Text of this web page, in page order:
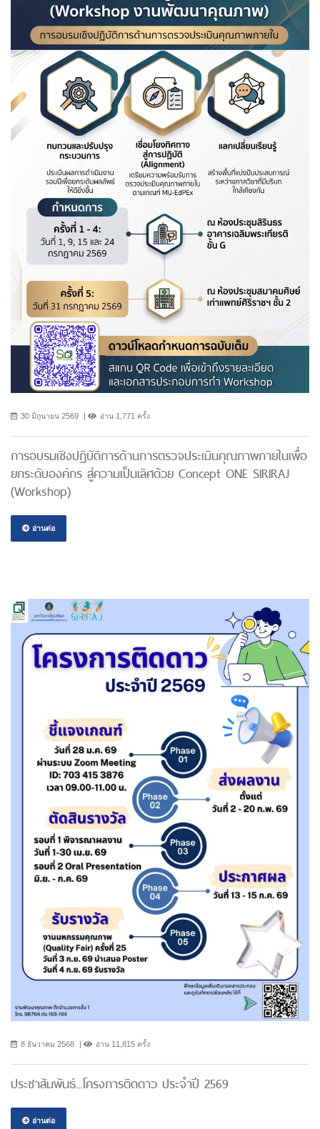
30 มิถุนายน 2569 อ่าน 1,771 ครั้ง
การอบรมเชิงปฏิบัติการด้านการตรวจประเมินคุณภาพภายในเพื่อ
ยกระดับองค์กร สู่ความเป็นเลิศด้วย Concept ONE SIRIRAJ
(Workshop)
อ่านต่อ
8 ธันวาคม 2568 อ่าน 11,815 ครั้ง
ประชาสัมพันธ์...โครงการติดดาว ประจำปี 2569
อ่านต่อ